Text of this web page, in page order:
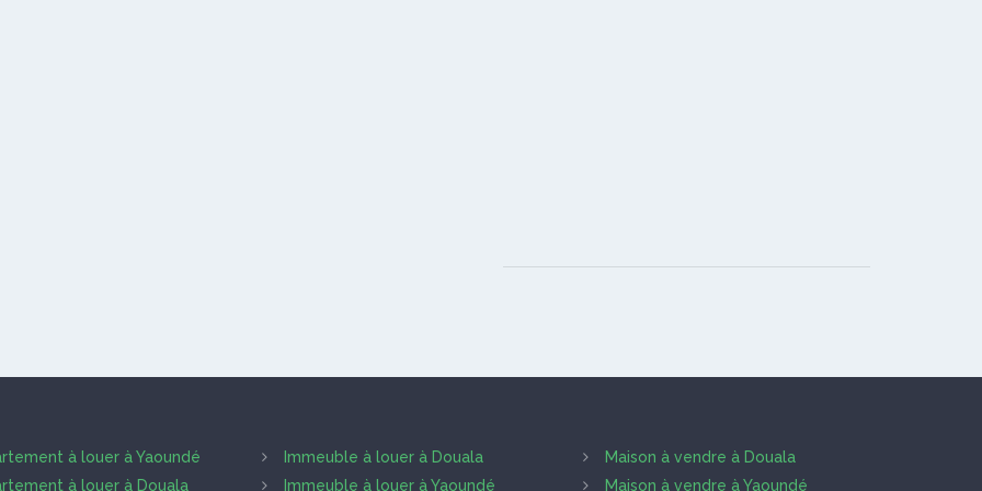
à louer à Yaoundé
à louer à Douala
Immeuble à louer à Douala
Immeuble à louer à Yaoundé
Maison à vendre à Douala
Maison à vendre à Yaoundé